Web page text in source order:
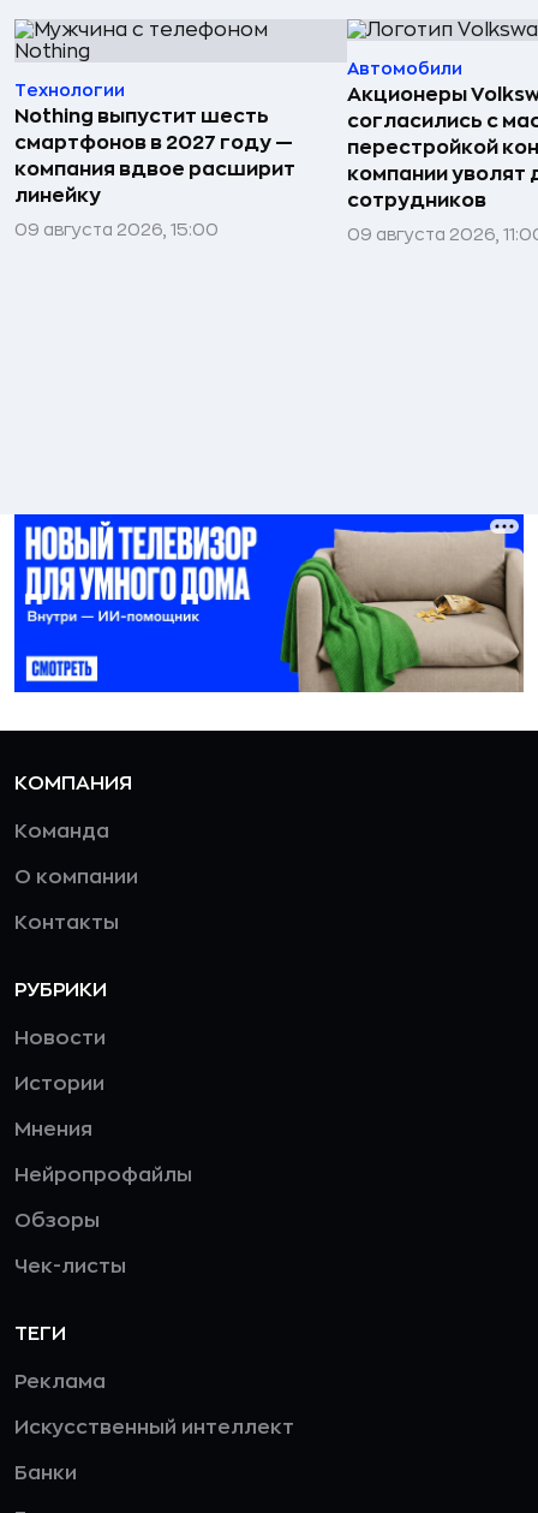
Технологии
Nothing выпустит шесть
смартфонов в 2027 году —
компания вдвое расширит
линейку
09 августа 2026, 15:00
Автомобили
Акционеры
согласились с
перестройкой
компании уволят
сотрудников
09 августа 2026,
КОМПАНИЯ
Команда
О компании
Контакты
РУБРИКИ
Новости
Истории
Мнения
Нейропрофайлы
Обзоры
Чек-листы
ТЕГИ
Реклама
Искусственный интеллект
Банки